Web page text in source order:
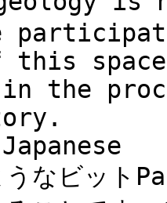
this
in the
うなビット